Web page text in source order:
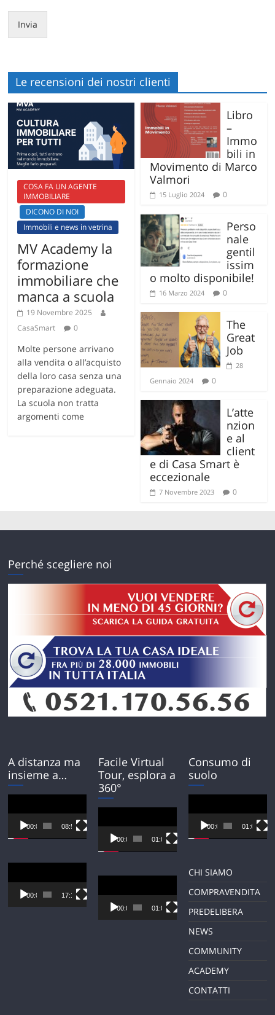
Invia
Le recensioni dei nostri clienti
COSA FA UN AGENTE
IMMOBILIARE
DICONO DI NOI
Immobili e news in vetrina
MV Academy la
formazione
immobiliare che
manca a scuola
19 Novembre 2025
CasaSmart
0
Molte persone arrivano
alla vendita o all’acquisto
della loro casa senza una
preparazione adeguata.
La scuola non tratta
argomenti come
Libro
–
Immo
bili in
Movimento di Marco
Valmori
15 Luglio 2024 0
Perso
nale
gentil
issim
o molto disponibile!
16 Marzo 2024 0
The
Great
Job
28
Gennaio 2024
0
L’atte
nzion
e al
client
e di Casa Smart è
eccezionale
7 Novembre 2023 0
Perché scegliere noi
A distanza ma
insieme a…
Player
00:00 08:54
Player
00:00 17:12
Facile Virtual
Tour, esplora a
360°
Player
00:00 01:01
Player
00:00 01:01
Consumo di
suolo
Player
00:00 01:01
CHI SIAMO
COMPRAVENDITA
PREDELIBERA
NEWS
COMMUNITY
ACADEMY
CONTATTI